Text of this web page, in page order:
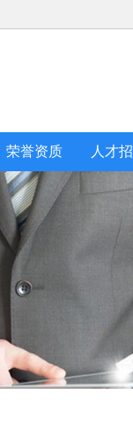
荣誉资质 人才